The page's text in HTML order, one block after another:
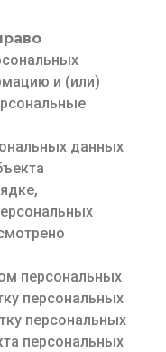
и (или)
данных
персональных
персональных
персональных
персональных